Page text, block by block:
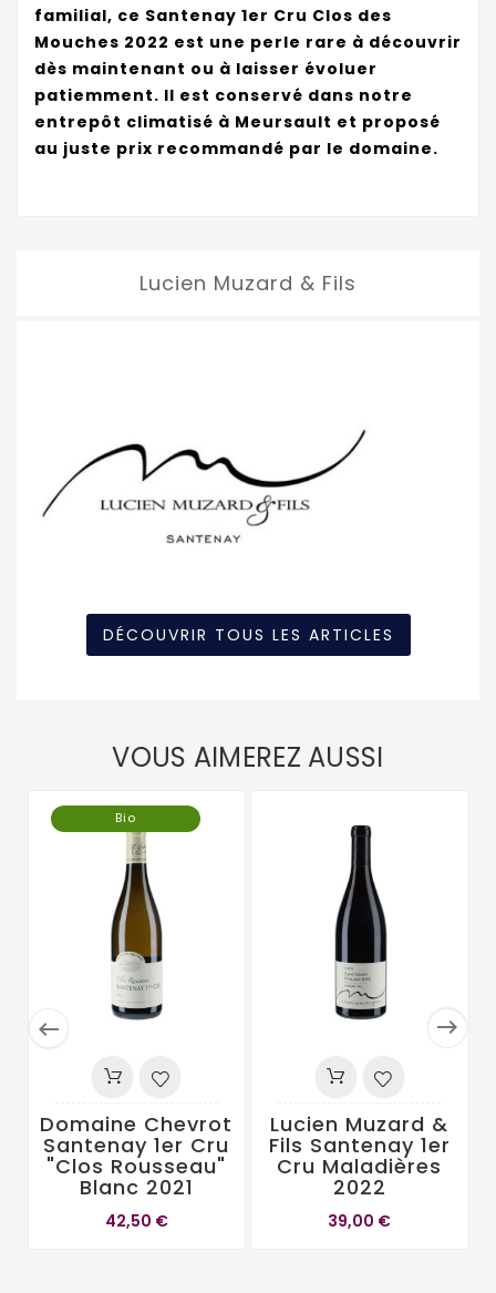
familial, ce Santenay 1er Cru Clos des
Mouches 2022 est une perle rare à découvrir
dès maintenant ou à laisser évoluer
patiemment. Il est conservé dans notre
entrepôt climatisé à Meursault et proposé
au juste prix recommandé par le domaine.
Lucien Muzard & Fils
DÉCOUVRIR TOUS LES ARTICLES
VOUS AIMEREZ AUSSI
 
Bio
Domaine Chevrot
Santenay 1er Cru
"Clos Rousseau"
Blanc 2021
42,50 €
Lucien Muzard &
Fils Santenay 1er
Cru Maladières
2022
39,00 €